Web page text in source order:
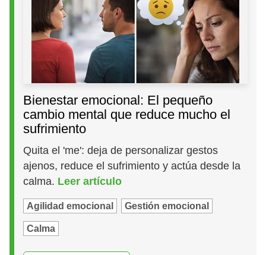
Bienestar emocional: El pequeño
cambio mental que reduce mucho el
sufrimiento
Quita el 'me': deja de personalizar gestos
ajenos, reduce el sufrimiento y actúa desde la
calma. Leer artículo
Agilidad emocional Gestión emocional
Calma